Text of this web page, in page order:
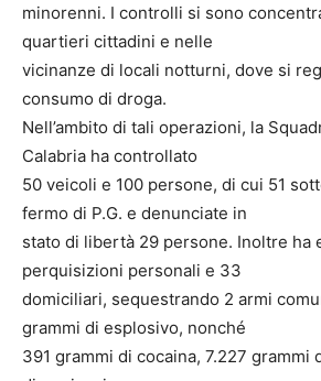
minorenni. I controlli si sono
quartieri cittadini e nelle
vicinanze di locali notturni, dove si
consumo di droga.
Nell’ambito di tali operazioni, la
Calabria ha controllato
50 veicoli e 100 persone, di cui 51
fermo di P.G. e denunciate in
stato di libertà 29 persone. Inoltre ha
perquisizioni personali e 33
domiciliari, sequestrando 2 armi
grammi di esplosivo, nonché
391 grammi di cocaina, 7.227 grammi